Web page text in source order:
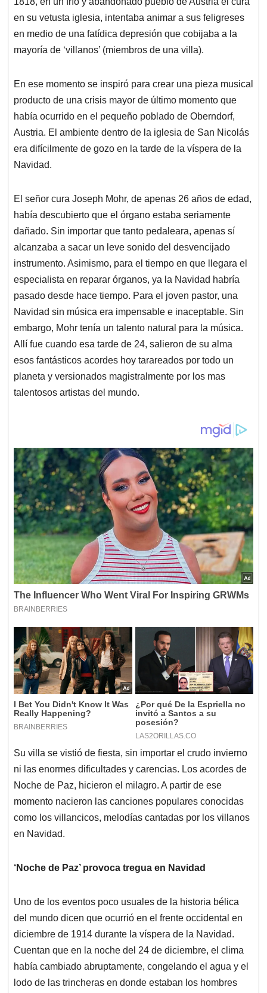
A
p
p
o
o
k
d
I
n
d
s
en su vetusta iglesia, intentaba animar a sus feligreses
en medio de una fatídica depresión que cobijaba a la
mayoría de ‘villanos’ (miembros de una villa).
En ese momento se inspiró para crear una pieza musical
producto de una crisis mayor de último momento que
había ocurrido en el pequeño poblado de Oberndorf,
Austria. El ambiente dentro de la iglesia de San Nicolás
era difícilmente de gozo en la tarde de la víspera de la
Navidad.
El señor cura Joseph Mohr, de apenas 26 años de edad,
había descubierto que el órgano estaba seriamente
dañado. Sin importar que tanto pedaleara, apenas sí
alcanzaba a sacar un leve sonido del desvencijado
instrumento. Asimismo, para el tiempo en que llegara el
especialista en reparar órganos, ya la Navidad habría
pasado desde hace tiempo. Para el joven pastor, una
Navidad sin música era impensable e inaceptable. Sin
embargo, Mohr tenía un talento natural para la música.
Allí fue cuando esa tarde de 24, salieron de su alma
esos fantásticos acordes hoy tarareados por todo un
planeta y versionados magistralmente por los mas
talentosos artistas del mundo.
Su villa se vistió de fiesta, sin importar el crudo invierno
ni las enormes dificultades y carencias. Los acordes de
Noche de Paz, hicieron el milagro. A partir de ese
momento nacieron las canciones populares conocidas
como los villancicos, melodías cantadas por los villanos
en Navidad.
‘Noche de Paz’ provoca tregua en Navidad
Uno de los eventos poco usuales de la historia bélica
del mundo dicen que ocurrió en el frente occidental en
diciembre de 1914 durante la víspera de la Navidad.
Cuentan que en la noche del 24 de diciembre, el clima
había cambiado abruptamente, congelando el agua y el
lodo de las trincheras en donde estaban los hombres